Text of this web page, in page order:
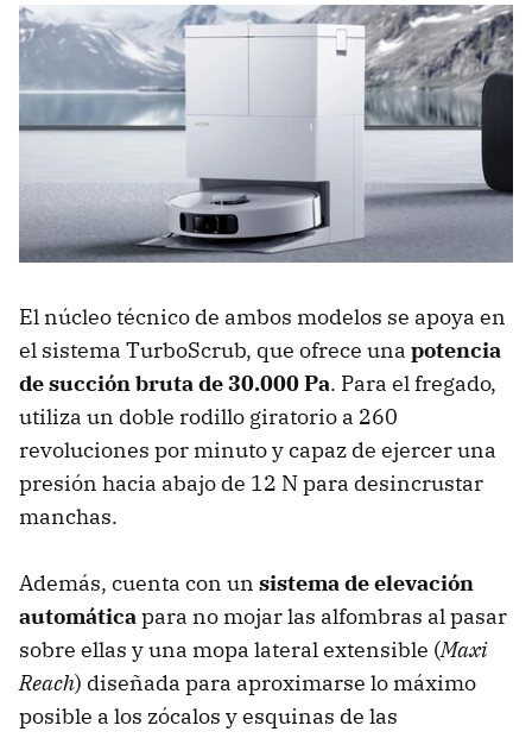
El núcleo técnico de ambos modelos se apoya en
el sistema TurboScrub, que ofrece una potencia
de succión bruta de 30.000 Pa. Para el fregado,
utiliza un doble rodillo giratorio a 260
revoluciones por minuto y capaz de ejercer una
presión hacia abajo de 12 N para desincrustar
manchas.
Además, cuenta con un sistema de elevación
automáticapara no mojar las alfombras al pasar
sobre ellas y una mopa lateral extensible (Maxi
Reach) diseñada para aproximarse lo máximo
posible a los zócalos y esquinas de las